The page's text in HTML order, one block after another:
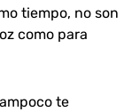
tiempo, no son
como para
te